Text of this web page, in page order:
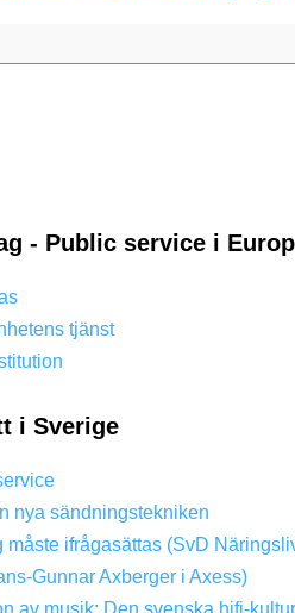
- Public service i
tjänst
i Sverige
nya sändningstekniken
måste ifrågasättas (SvD
Gunnar Axberger i Axess)
av musik: Den svenska hifi-